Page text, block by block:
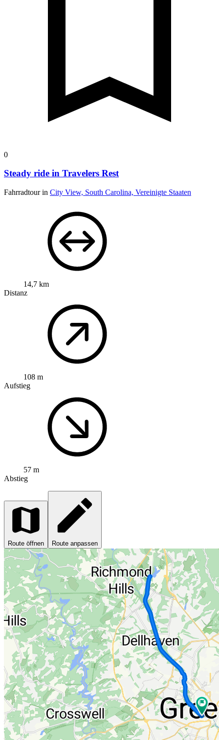
0
Steady ride in Travelers Rest
Fahrradtour in City View, South Carolina, Vereinigte Staaten
14,7 km
Distanz
108 m
Aufstieg
57 m
Abstieg
Route öffnen Route anpassen